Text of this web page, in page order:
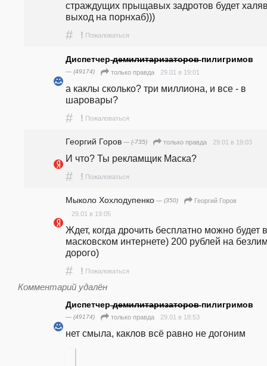
страждущих прыщавых задротов будет
выход на порнхаб)))
# ! Пожаловаться
Диспетчер ̶д̶е̶м̶и̶л̶и̶т̶а̶р̶и̶з̶а̶т̶о̶р̶о̶в̶ пилигримов
— (49174) только правда 29.01 в 19:01
а каклы сколько? три миллиона, и все - в
шаровары?
# ! Пожаловаться
Георгий Горов — (-735) только правда 29.01 в 19:03
И что? Ты рекламщик Маска?
# ! Пожаловаться
Мыколо Хохлодупенко — (350)
Георгий Горов
29.01 в 19:05
Ждет, когда дрочить бесплатно можно будет в
масковском интернете) 200 рублей на
дорого)
# ! Пожаловаться
Комментарий удалён
Диспетчер ̶д̶е̶м̶и̶л̶и̶т̶а̶р̶и̶з̶а̶т̶о̶р̶о̶в̶ пилигримов
— (49174) только правда 29.01 в 18:53
нет смыла, каклов всё равно не догоним